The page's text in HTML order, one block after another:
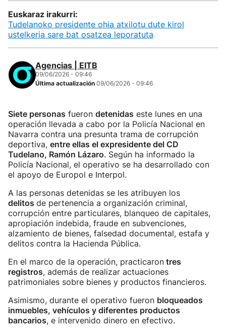
Euskaraz irakurri:
Tudelanoko presidente ohia atxilotu dute kirol
ustelkeria sare bat osatzea leporatuta
Agencias | EITB
09/06/2026 - 09:46
Última actualización 09/06/2026 - 09:46
Siete personas fueron detenidas este lunes en una
operación llevada a cabo por la Policía Nacional en
Navarra contra una presunta trama de corrupción
deportiva, entre ellas el expresidente del CD
Tudelano, Ramón Lázaro. Según ha informado la
Policía Nacional, el operativo se ha desarrollado con
el apoyo de Europol e Interpol.
A las personas detenidas se les atribuyen los
delitos de pertenencia a organización criminal,
corrupción entre particulares, blanqueo de capitales,
apropiación indebida, fraude en subvenciones,
alzamiento de bienes, falsedad documental, estafa y
delitos contra la Hacienda Pública.
En el marco de la operación, practicaron tres
registros, además de realizar actuaciones
patrimoniales sobre bienes y productos financieros.
Asimismo, durante el operativo fueron bloqueados
inmuebles, vehículos y diferentes productos
bancarios, e intervenido dinero en efectivo.